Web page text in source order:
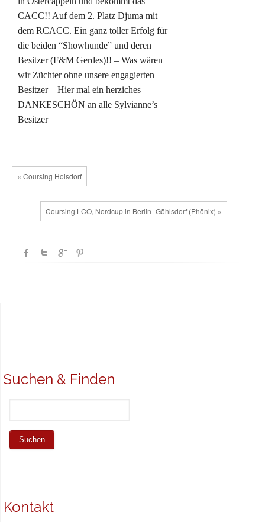
CACC!! Auf dem 2. Platz Djuma mit
dem RCACC. Ein ganz toller Erfolg für
die beiden “Showhunde” und deren
Besitzer (F&M Gerdes)!! – Was wären
wir Züchter ohne unsere engagierten
Besitzer – Hier mal ein herziches
DANKESCHÖN an alle Sylvianne’s
Besitzer
« Coursing Hoisdorf
Coursing LCO, Nordcup in Berlin- Göhlsdorf (Phönix) »
Suchen & Finden
Kontakt